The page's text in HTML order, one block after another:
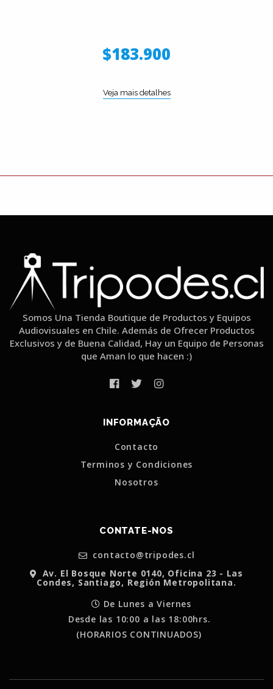
$183.900
Veja mais detalhes
Somos Una Tienda Boutique de Productos y Equipos
Audiovisuales en Chile. Además de Ofrecer Productos
Exclusivos y de Buena Calidad, Hay un Equipo de Personas
que Aman lo que hacen :)
INFORMAÇÃO
Contacto
Terminos y Condiciones
Nosotros
CONTATE-NOS
contacto@tripodes.cl
Av. El Bosque Norte 0140, Oficina 23 - Las
Condes, Santiago, Región Metropolitana.
De Lunes a Viernes
Desde las 10:00 a las 18:00hrs.
(HORARIOS CONTINUADOS)